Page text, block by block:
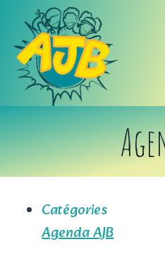
contenu
Catégories
Agenda AJB